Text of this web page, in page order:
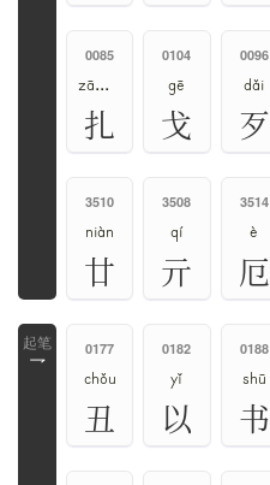
0085
zā、zhā、zhá
扎
0104
gē
戈
0096
dǎi
歹
3510
niàn
廿
3508
qí
亓
3514
è
厄
乛
0177
chǒu
丑
0182
yǐ
以
0188
shū
书